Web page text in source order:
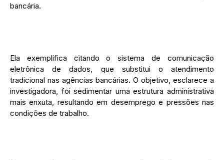
bancária.
Ela exemplifica citando o sistema de comunicação
eletrônica de dados, que substitui o atendimento
tradicional nas agências bancárias. O objetivo, esclarece a
investigadora, foi sedimentar uma estrutura administrativa
mais enxuta, resultando em desemprego e pressões nas
condições de trabalho.